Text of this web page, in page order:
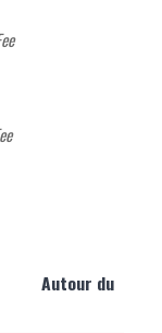
Autour du